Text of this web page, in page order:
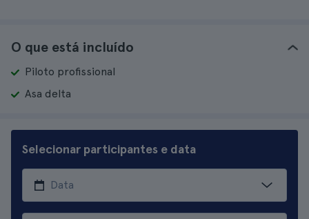
O que está incluído
Piloto profissional
Asa delta
Selecionar participantes e data